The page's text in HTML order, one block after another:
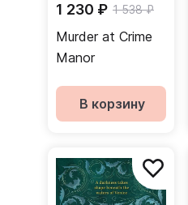
1 230 ₽ 1 538 ₽
Murder at Crime
Manor
В корзину